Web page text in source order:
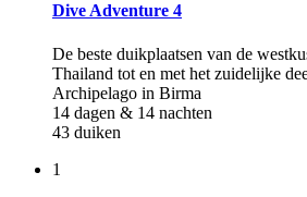
Dive Adventure 4
De beste duikplaatsen van de
Thailand tot en met het zuidelijke
Archipelago in Birma
14 dagen & 14 nachten
43 duiken
1